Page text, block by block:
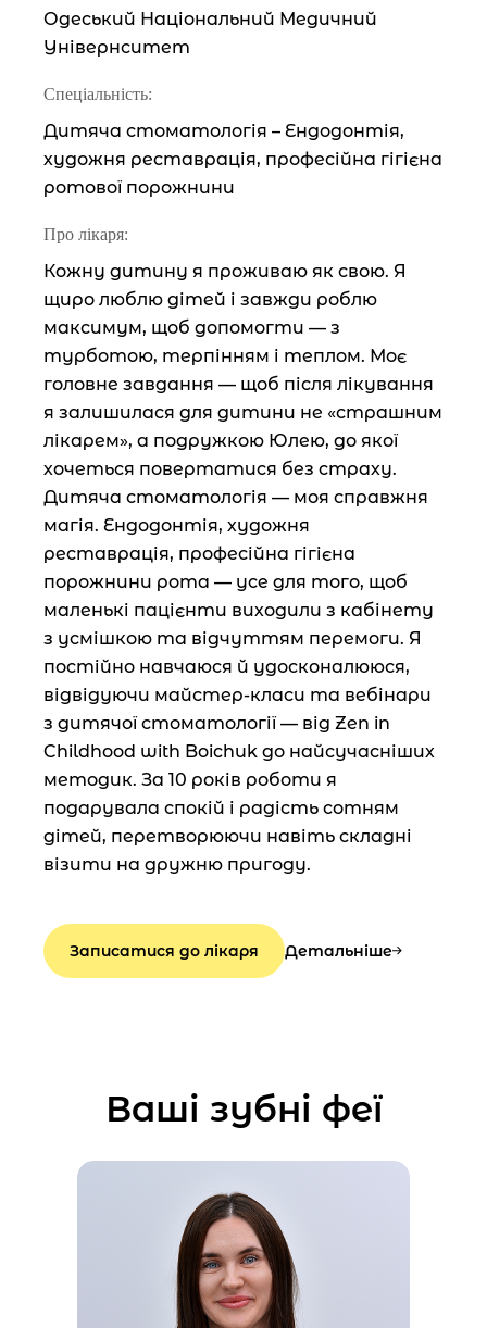
Одеський Національний Медичний
Універнситет
Спеціальність:
Дитяча стоматологія – Ендодонтія,
художня реставрація, професійна гігієна
ротової порожнини
Про лікаря:
Кожну дитину я проживаю як свою. Я
щиро люблю дітей і завжди роблю
максимум, щоб допомогти — з
турботою, терпінням і теплом. Моє
головне завдання — щоб після лікування
я залишилася для дитини не «страшним
лікарем», а подружкою Юлею, до якої
хочеться повертатися без страху.
Дитяча стоматологія — моя справжня
магія. Ендодонтія, художня
реставрація, професійна гігієна
порожнини рота — усе для того, щоб
маленькі пацієнти виходили з кабінету
з усмішкою та відчуттям перемоги. Я
постійно навчаюся й удосконалююся,
відвідуючи майстер-класи та вебінари
з дитячої стоматології — від Zen in
Childhood with Boichuk до найсучасніших
методик. За 10 років роботи я
подарувала спокій і радість сотням
дітей, перетворюючи навіть складні
візити на дружню пригоду.
Записатися до лікаря Детальніше
Ваші зубні феї